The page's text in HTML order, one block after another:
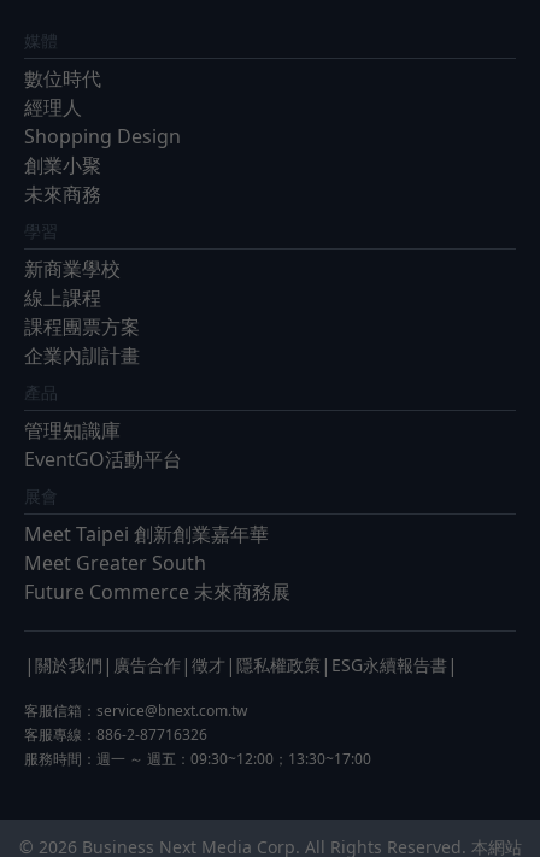
媒體
數位時代
經理人
Shopping Design
創業小聚
未來商務
學習
新商業學校
線上課程
課程團票方案
企業內訓計畫
產品
管理知識庫
EventGO活動平台
展會
Meet Taipei 創新創業嘉年華
Meet Greater South
Future Commerce 未來商務展
| 關於我們 | 廣告合作 | 徵才 | 隱私權政策 | ESG永續報告書 |
客服信箱： service@bnext.com.tw
客服專線：886-2-87716326
服務時間：週一 ～ 週五：09:30~12:00；13:30~17:00
© 2026 Business Next Media Corp. All Rights Reserved. 本網站